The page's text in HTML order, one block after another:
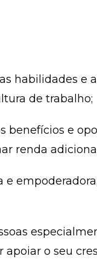
habilidades e
de trabalho;
benefícios e
renda
apoiar o seu